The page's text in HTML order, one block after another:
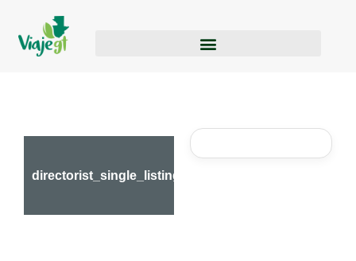
directorist_single_listings_header